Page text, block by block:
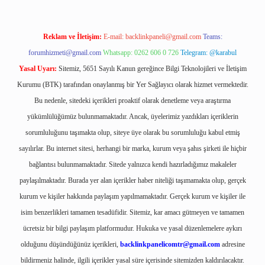
Reklam ve İletişim: E-mail: backlinkpaneli@gmail.com Teams:
forumhizmeti@gmail.com Whatsapp: 0262 606 0 726 Telegram: @karabul
Yasal Uyarı: Sitemiz, 5651 Sayılı Kanun gereğince Bilgi Teknolojileri ve İletişim
Kurumu (BTK) tarafından onaylanmış bir Yer Sağlayıcı olarak hizmet vermektedir.
Bu nedenle, sitedeki içerikleri proaktif olarak denetleme veya araştırma
yükümlülüğümüz bulunmamaktadır. Ancak, üyelerimiz yazdıkları içeriklerin
sorumluluğunu taşımakta olup, siteye üye olarak bu sorumluluğu kabul etmiş
sayılırlar. Bu internet sitesi, herhangi bir marka, kurum veya şahıs şirketi ile hiçbir
bağlantısı bulunmamaktadır. Sitede yalnızca kendi hazırladığımız makaleler
paylaşılmaktadır. Burada yer alan içerikler haber niteliği taşımamakta olup, gerçek
kurum ve kişiler hakkında paylaşım yapılmamaktadır. Gerçek kurum ve kişiler ile
isim benzerlikleri tamamen tesadüfidir. Sitemiz, kar amacı gütmeyen ve tamamen
ücretsiz bir bilgi paylaşım platformudur. Hukuka ve yasal düzenlemelere aykırı
olduğunu düşündüğünüz içerikleri, backlinkpanelicomtr@gmail.comadresine
bildirmeniz halinde, ilgili içerikler yasal süre içerisinde sitemizden kaldırılacaktır.